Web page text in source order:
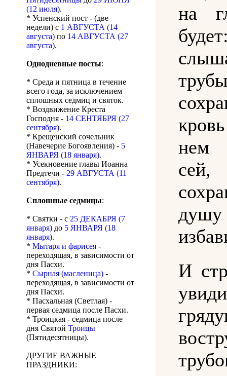
(12 июля).
* Успенский пост - (две
недели) с 1 АВГУСТА (14
августа) по 14 АВГУСТА (27
августа).
Однодневные посты:
* Среда и пятница в течение
всего года, за исключением
сплошных седмиц и святок.
* Воздвижение Креста
Господня - 14 СЕНТЯБРЯ (27
сентября).
* Крещенский сочельник
(Навечерие Богоявления) - 5
ЯНВАРЯ (18 января).
* Усекновение главы Иоанна
Предтечи - 29 АВГУСТА (11
сентября).
Сплошные седмицы:
* Святки - с 25 ДЕКАБРЯ (7
января) до 5 ЯНВАРЯ (18
января).
* Мытаря и фарисея -
переходящая, в зависимости от
дня Пасхи.
* Сырная (масленица) -
переходящая, в зависимости от
дня Пасхи.
* Пасхальная (Светлая) -
первая седмица после Пасхи.
* Троицкая - седмица после
дня Святой Троицы
(Пятидесятницы).
ДРУГИЕ ВАЖНЫЕ
ПРАЗДНИКИ:
на
нем
И